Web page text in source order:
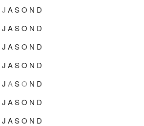
J ASO N D
J ASO N D
J ASO N D
J ASO N D
J ASO N D
J ASO N D
J ASO N D